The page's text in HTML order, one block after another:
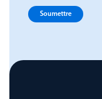
Soumettre